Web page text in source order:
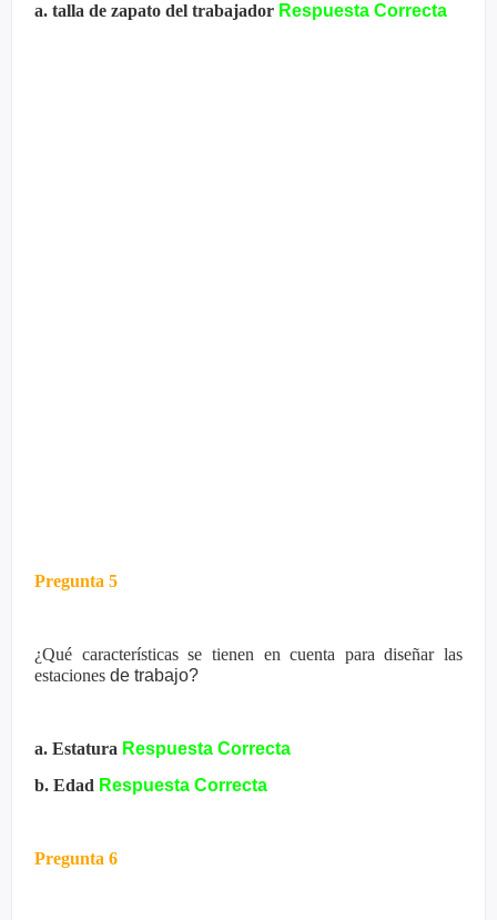
a. talla de zapato del trabajador Respuesta Correcta
Pregunta 5
¿Qué características se tienen en cuenta para diseñar las
estaciones de trabajo?
a. Estatura Respuesta Correcta
b. Edad Respuesta Correcta
Pregunta 6